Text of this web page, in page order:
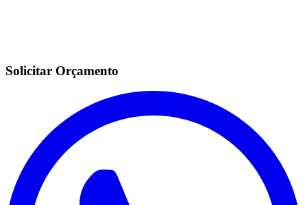
Solicitar Orçamento